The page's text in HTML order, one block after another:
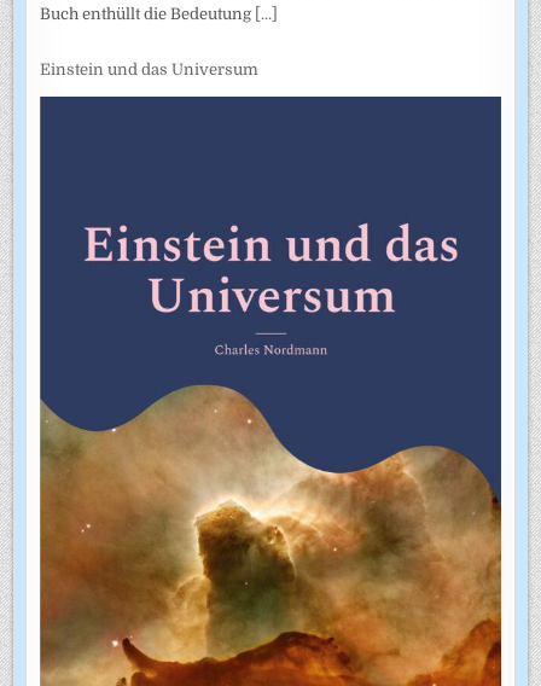
Buch enthüllt die Bedeutung [...]
Einstein und das Universum